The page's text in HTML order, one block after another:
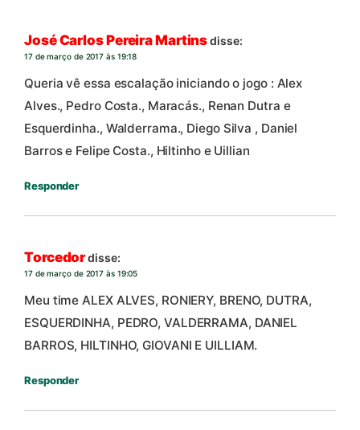
José Carlos Pereira Martinsdisse:
17 de março de 2017 às 19:18
Queria vê essa escalação iniciando o jogo : Alex
Alves., Pedro Costa., Maracás., Renan Dutra e
Esquerdinha., Walderrama., Diego Silva , Daniel
Barros e Felipe Costa., Hiltinho e Uillian
Responder
Torcedordisse:
17 de março de 2017 às 19:05
Meu time ALEX ALVES, RONIERY, BRENO, DUTRA,
ESQUERDINHA, PEDRO, VALDERRAMA, DANIEL
BARROS, HILTINHO, GIOVANI E UILLIAM.
Responder